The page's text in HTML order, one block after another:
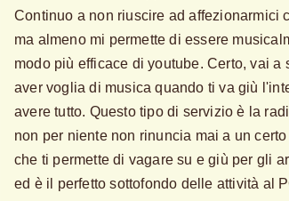
Continuo a non riuscire ad affezionarmici
ma almeno mi permette di essere
modo più efficace di youtube. Certo, vai a
aver voglia di musica quando ti va giù
avere tutto. Questo tipo di servizio è la
non per niente non rinuncia mai a un
che ti permette di vagare su e giù per gli
ed è il perfetto sottofondo delle attività al